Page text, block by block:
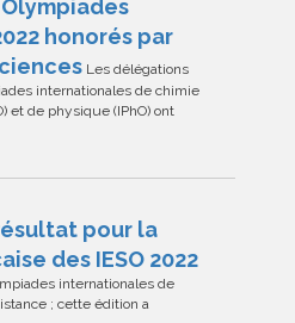
honorés par
Les délégations
internationales de chimie
et de physique (IPhO) ont
pour la
des IESO 2022
internationales de
; cette édition a